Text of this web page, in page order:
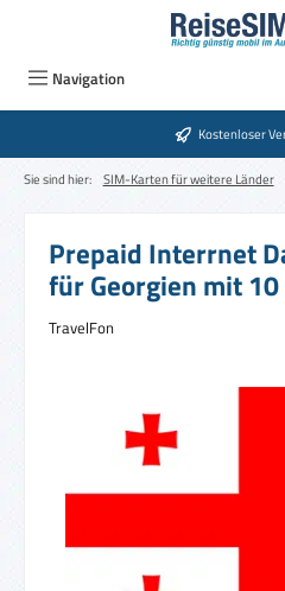
Zum Hauptinhalt springen
Navigation
Kostenloser
Sie sind hier: SIM-Karten für weitere Länder
Prepaid Interrnet
für Georgien mit 10
TravelFon